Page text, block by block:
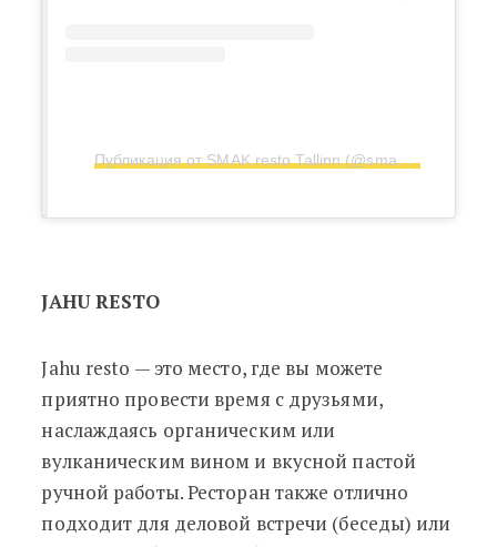
Публикация от SMAK resto Tallinn (@smakresto)
JAHU RESTO
Jahu resto —это место, где вы можете
приятно провести время с друзьями,
наслаждаясь органическим или
вулканическим вином и вкусной пастой
ручной работы. Ресторан также отлично
подходит для деловой встречи (беседы) или